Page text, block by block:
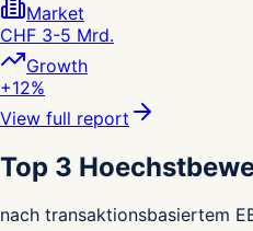
Market
CHF 3-5 Mrd.
Growth
+12%
View full report
Top 3
nach transaktionsbasiertem